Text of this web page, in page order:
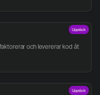
och levererar kod åt
Upptäck
Upptäck